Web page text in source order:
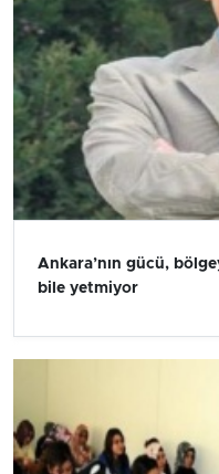
Ankara’nın gücü,
bile yetmiyor